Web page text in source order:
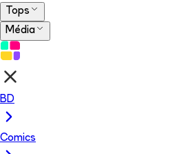
Tops
Média
BD
Comics